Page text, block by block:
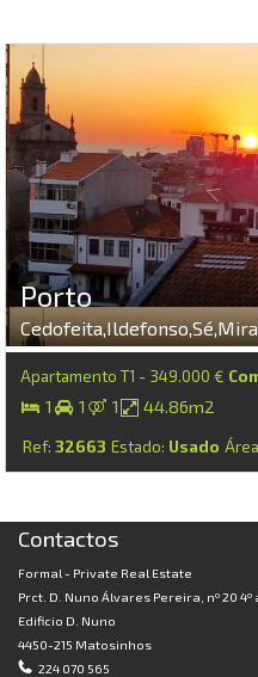
Porto
Apartamento T1 - 349.000 €
1 1 1 44.86m2
Ref: 32663 Estado: Usado
Contactos
Formal - Private Real Estate
Prct. D. Nuno Álvares Pereira, nº 20
Edificio D. Nuno
4450-215 Matosinhos
224 070 565